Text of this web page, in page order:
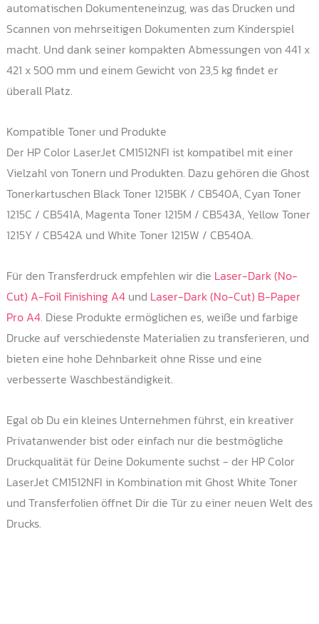
automatischen Dokumenteneinzug, was das Drucken und
Scannen von mehrseitigen Dokumenten zum Kinderspiel
macht. Und dank seiner kompakten Abmessungen von 441 x
421 x 500 mm und einem Gewicht von 23,5 kg findet er
überall Platz.
Kompatible Toner und Produkte
Der HP Color LaserJet CM1512NFI ist kompatibel mit einer
Vielzahl von Tonern und Produkten. Dazu gehören die Ghost
Tonerkartuschen Black Toner 1215BK / CB540A, Cyan Toner
1215C / CB541A, Magenta Toner 1215M / CB543A, Yellow Toner
1215Y / CB542A und White Toner 1215W / CB540A.
Für den Transferdruck empfehlen wir die Laser-Dark (No-
Cut) A-Foil Finishing A4und Laser-Dark (No-Cut) B-Paper
Pro A4. Diese Produkte ermöglichen es, weiße und farbige
Drucke auf verschiedenste Materialien zu transferieren, und
bieten eine hohe Dehnbarkeit ohne Risse und eine
verbesserte Waschbeständigkeit.
Egal ob Du ein kleines Unternehmen führst, ein kreativer
Privatanwender bist oder einfach nur die bestmögliche
Druckqualität für Deine Dokumente suchst - der HP Color
LaserJet CM1512NFI in Kombination mit Ghost White Toner
und Transferfolien öffnet Dir die Tür zu einer neuen Welt des
Drucks.